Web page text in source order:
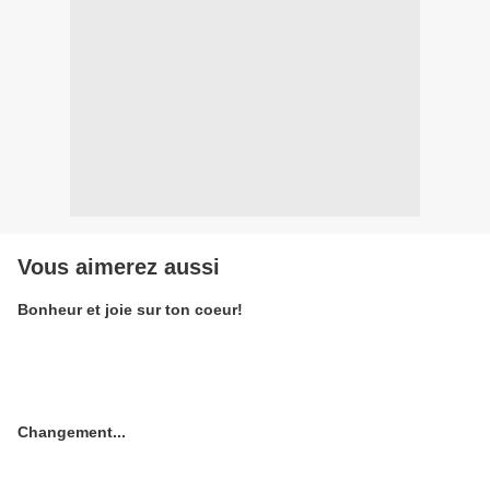
Vous aimerez aussi
Bonheur et joie sur ton coeur!
Changement...